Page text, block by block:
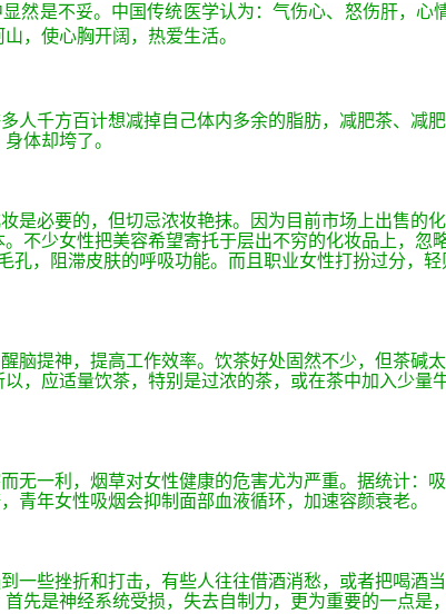
然是不妥。中国传统医学认为：气伤心、怒伤肝，
，使心胸开阔，热爱生活。
人千方百计想减掉自己体内多余的脂肪，减肥茶、减
体却垮了。
是必要的，但切忌浓妆艳抹。因为目前市场上出售的
不少女性把美容希望寄托于层出不穷的化妆品上，忽
孔，阻滞皮肤的呼吸功能。而且职业女性打扮过分，
脑提神，提高工作效率。饮茶好处固然不少，但茶碱
，应适量饮茶，特别是过浓的茶，或在茶中加入少量
无一利，烟草对女性健康的危害尤为严重。据统计：
青年女性吸烟会抑制面部血液循环，加速容颜衰老。
一些挫折和打击，有些人往往借酒消愁，或者把喝酒
先是神经系统受损，失去自制力，更为重要的一点是